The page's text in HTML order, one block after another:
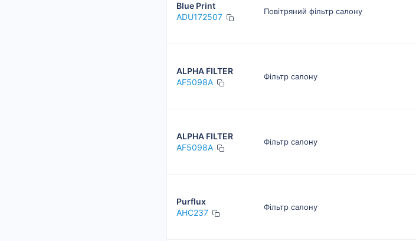
Blue Print
ADU172507
Повітряний фільтр салону
ALPHA FILTER
AF5098A
Фільтр салону
ALPHA FILTER
AF5098A
Фільтр салону
Purflux
AHC237
Фільтр салону